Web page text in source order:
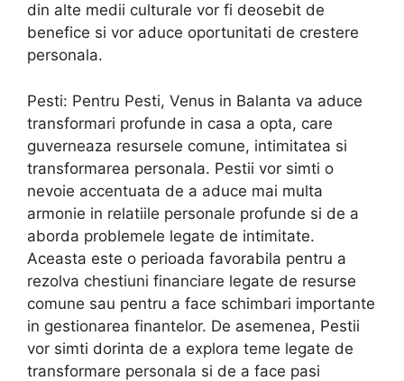
din alte medii culturale vor fi deosebit de
benefice si vor aduce oportunitati de crestere
personala.
Pesti: Pentru Pesti, Venus in Balanta va aduce
transformari profunde in casa a opta, care
guverneaza resursele comune, intimitatea si
transformarea personala. Pestii vor simti o
nevoie accentuata de a aduce mai multa
armonie in relatiile personale profunde si de a
aborda problemele legate de intimitate.
Aceasta este o perioada favorabila pentru a
rezolva chestiuni financiare legate de resurse
comune sau pentru a face schimbari importante
in gestionarea finantelor. De asemenea, Pestii
vor simti dorinta de a explora teme legate de
transformare personala si de a face pasi